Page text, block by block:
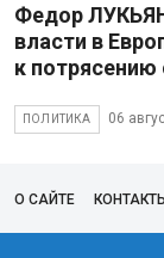
Федор
власти в
к потрясению
ПОЛИТИКА 06
О САЙТЕ